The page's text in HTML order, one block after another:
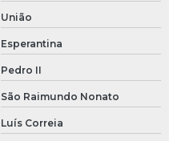
União
Esperantina
Pedro II
São Raimundo Nonato
Luís Correia